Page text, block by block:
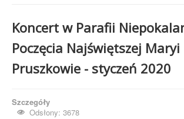
Aktualności
Wydarzenia
Koncerty
Pożegnania
Koncert w Parafii
Poczęcia Najświętszej
Pruszkowie - styczeń 2020
Szczegóły
Odsłony: 3678